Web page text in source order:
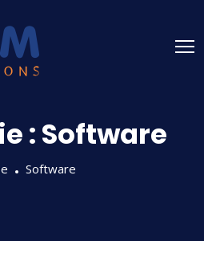
:Software
Software